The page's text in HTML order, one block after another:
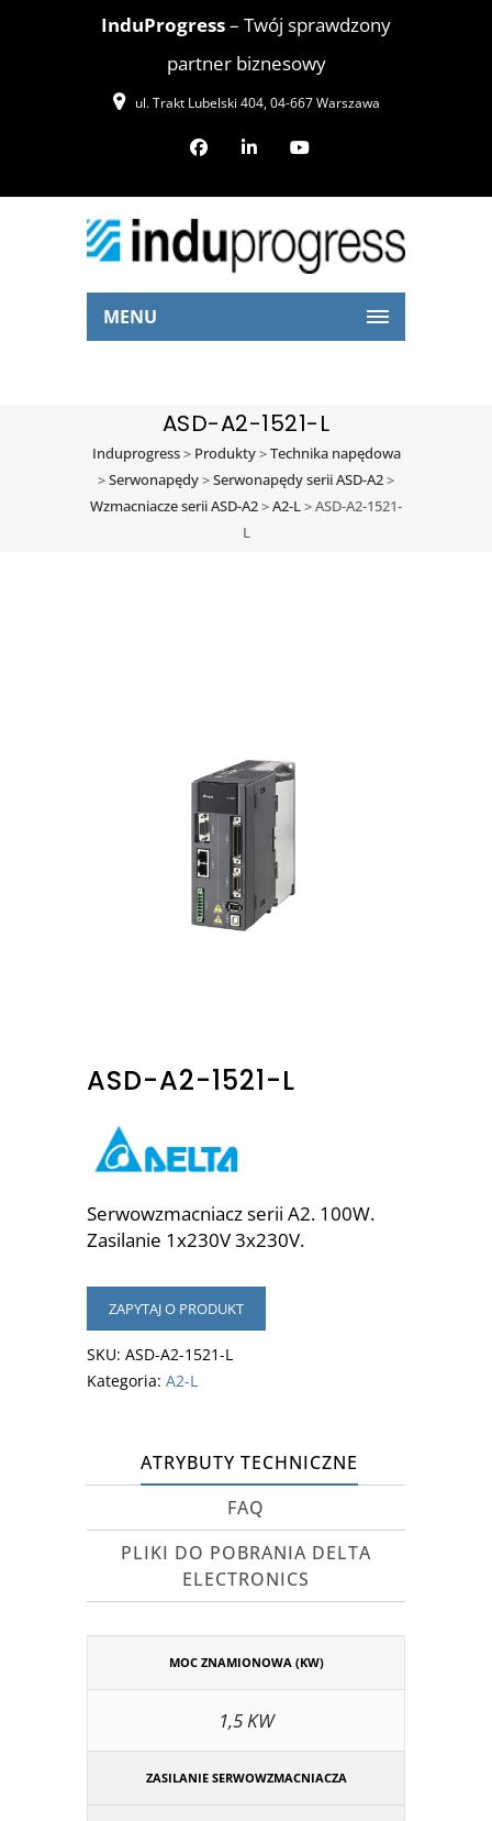
InduProgress– Twój sprawdzony
partner biznesowy
ul. Trakt Lubelski 404, 04-667 Warszawa
MENU
ASD-A2-1521-L
Induprogress> Produkty>Technika napędowa
>Serwonapędy>Serwonapędy serii ASD-A2>
Wzmacniacze serii ASD-A2>A2-L>ASD-A2-1521-
L
ASD-A2-1521-L
Serwowzmacniacz serii A2. 100W.
Zasilanie 1x230V 3x230V.
ZAPYTAJ O PRODUKT
SKU: ASD-A2-1521-L
Kategoria: A2-L
ATRYBUTY TECHNICZNE
FAQ
PLIKI DO POBRANIA DELTA
ELECTRONICS
MOC ZNAMIONOWA (KW)
1,5 KW
ZASILANIE SERWOWZMACNIACZA